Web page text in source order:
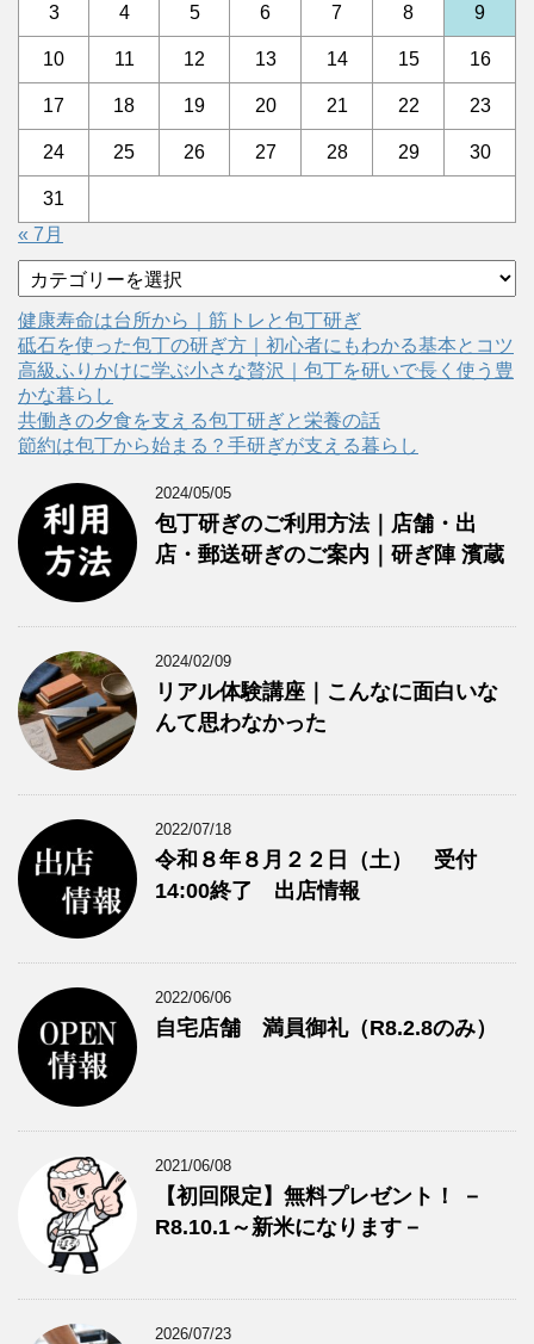
3 4 5 6 7 8 9
10 11 12 13 14 15 16
17 18 19 20 21 22 23
24 25 26 27 28 29 30
31
« 7月
テ
ゴ
リ
ー
健康寿命は台所から｜筋トレと包丁研ぎ
砥石を使った包丁の研ぎ方｜初心者にもわかる基本とコツ
高級ふりかけに学ぶ小さな贅沢｜包丁を研いで長く使う豊
かな暮らし
共働きの夕食を支える包丁研ぎと栄養の話
節約は包丁から始まる？手研ぎが支える暮らし
2024/05/05
包丁研ぎのご利用方法｜店舗・出
店・郵送研ぎのご案内｜研ぎ陣 濱蔵
2024/02/09
リアル体験講座｜こんなに面白いな
んて思わなかった
2022/07/18
令和８年８月２２日（土） 受付
14:00終了 出店情報
2022/06/06
自宅店舗 満員御礼（R8.2.8のみ）
2021/06/08
【初回限定】無料プレゼント！ －
R8.10.1～新米になります－
2026/07/23